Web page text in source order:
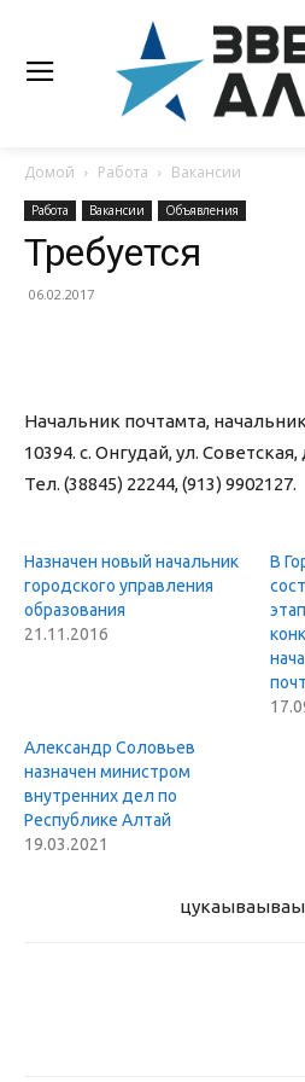
Домой Работа Вакансии
Работа Вакансии Объявления
Требуется
06.02.2017
Начальник почтамта,
10394. с. Онгудай, ул. Советская,
Тел. (38845) 22244, (913) 9902127.
Назначен новый начальник
городского управления
образования
21.11.2016
В
Александр Соловьев
назначен министром
внутренних дел по
Республике Алтай
19.03.2021
цукаыва